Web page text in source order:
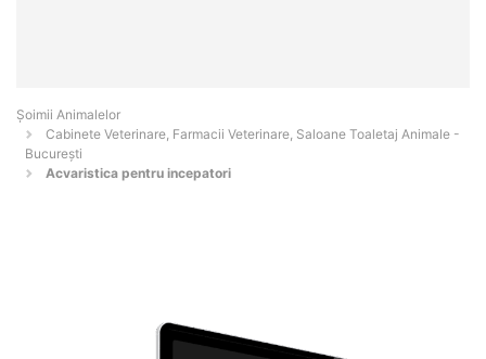
Şoimii Animalelor
Cabinete Veterinare, Farmacii Veterinare, Saloane Toaletaj Animale -
Bucureşti
Acvaristica pentru incepatori